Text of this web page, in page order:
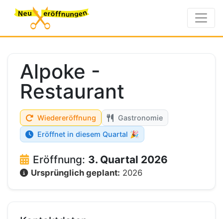
Alpoke -
Restaurant
Wiedereröffnung
Gastronomie
Eröffnet in diesem Quartal 🎉
Eröffnung: 3. Quartal 2026
Ursprünglich geplant: 2026